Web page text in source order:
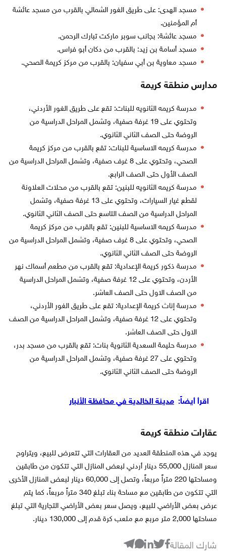
مسجد الهدى: على طريق الغور الشمالي بالقرب من مسجد عائشة
أم المؤمنين.
مسجد عائشة: بجانب سوبر ماركت تبارك الرحمن.
مسجد أسامة بن زيد: بالقرب من دكان أبو فراس.
مسجد معاوية بن أبي سفيان: بالقرب من مركز كريمة الصحي.
مدارس منطقة كريمة
مدرسة كريمه الثانويه للبنات: تقع على طريق الغور الأردني،
وتحتوي على 19 غرفة صفية، وتشمل المراحل الدراسية من
الروضة حتى الصف الثاني الثانوي.
مدرسة كريمه الاساسية للبنات: تقع بالقرب من مركز كريمة
الصحي، وتحتوي على 8 غرف صفية، وتشمل المراحل الدراسية من
الصف الأول حتى الصف الرابع.
مدرسة كريمه الثانويه للبنين: تقع بالقرب من محلات العلاونة
لقطع غيار السيارات، وتحتوي على 13 غرفة صفية، وتشمل
المراحل الدراسية من الصف التاسع حتى الصف الثاني الثانوي.
مدرسة كريمه الاساسية للبنين: تقع بالقرب من مركز كريمة
الصحي، وتحتوي على 8 غرف صفية، وتشمل المراحل الدراسية من
الروضة حتى الصف الثاني الثانوي.
مدرسة ذكور كريمة الإعدادية: تقع بالقرب من مطعم أسماك نهر
الأردن، وتحتوي على 12 غرفة صفية، وتشمل المراحل الدراسية
من الصف الاول حتى الصف العاشر.
مدرسة إناث كريمة الإعدادية: تقع على طريق الغور الأردني،
وتحتوي على 12 غرفة صفية، وتشمل المراحل الدراسية من الصف
الاول حتى الصف العاشر.
مدرسة حليمة السعدية الثانوية بنات: تقع بالقرب من مسجد بدر،
وتحتوي على 27 غرفة صفية، وتشمل المراحل الدراسية من
الروضة حتى الصف الثاني الثانوي.
اقرأ أيضاً: مدينة الخالدية في محافظة الأنبار
عقارات منطقة كريمة
يوجد في هذه المنطقة العديد من العقارات التي تتعرض للبيع، ويتراوح
سعر المنازل 55,000 دينار أردني لبعض المنازل التي تتكون من طابقين
ومساحتها 220 متراً مربعاً، وتصل إلى 60,000 دينار لبعض المنازل الأخرى
التي تتكون من طابقين مع مساحة بناء تبلغ 340 متراً مربعاً، كما يتم
عرض بعض الأراضي للبيع، ويصل سعر بعض الأراضي التجارية التي تبلغ
مساحتها 2,000 متر مربع مع ملعب كرة قدم إلى 130,000 دينار.
شارك المقالة